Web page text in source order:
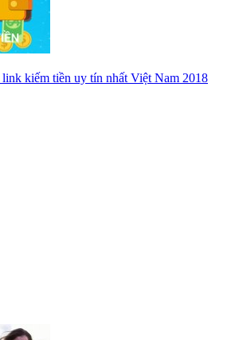
kiếm tiền uy tín nhất Việt Nam 2018